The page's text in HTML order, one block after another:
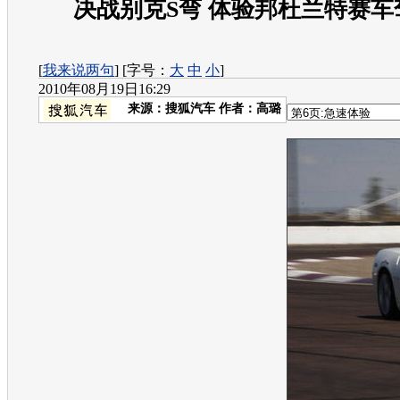
决战别克S弯 体验邦杜兰特赛
[我来说两句] [字号： 大 中 小]
2010年08月19日16:29
来源： 搜狐汽车 作者：高璐